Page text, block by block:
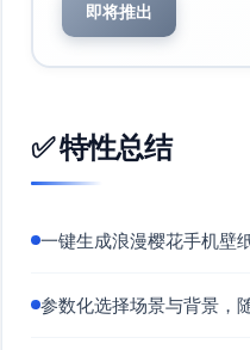
即将推出
✅ 特性总结
一键生成浪漫樱花手机壁
参数化选择场景与背景，